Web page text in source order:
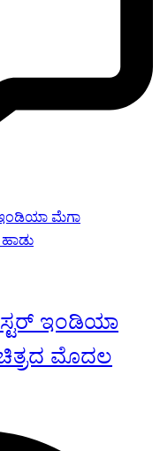
ಇಂಡಿಯಾ
ಮೊದಲ